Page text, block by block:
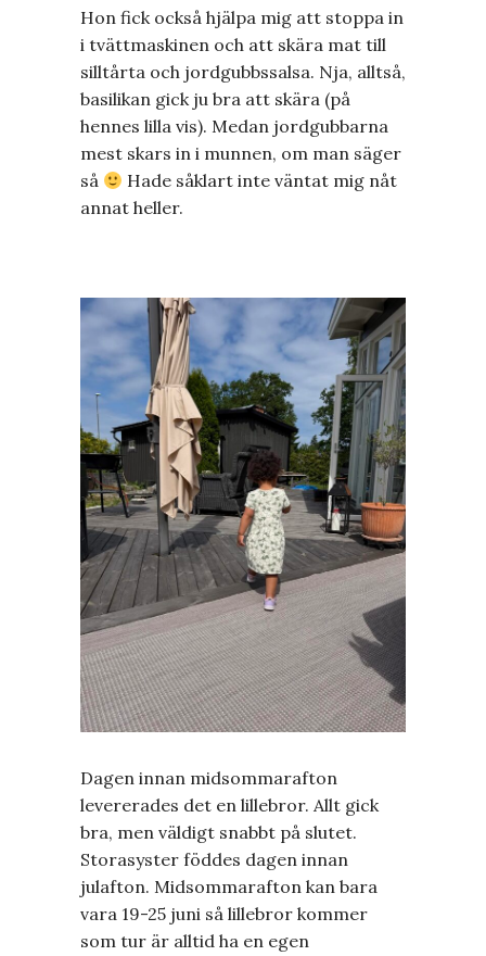
Hon fick också hjälpa mig att stoppa in
i tvättmaskinen och att skära mat till
silltårta och jordgubbssalsa. Nja, alltså,
basilikan gick ju bra att skära (på
hennes lilla vis). Medan jordgubbarna
mest skars in i munnen, om man säger
så
Hade såklart inte väntat mig nåt
annat heller.
Dagen innan midsommarafton
levererades det en lillebror. Allt gick
bra, men väldigt snabbt på slutet.
Storasyster föddes dagen innan
julafton. Midsommarafton kan bara
vara 19-25 juni så lillebror kommer
som tur är alltid ha en egen